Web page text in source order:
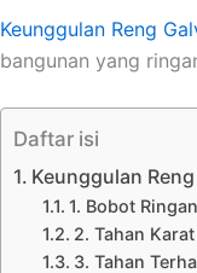
Keunggulan Reng
bangunan yang
Daftar isi
Keunggulan
1. Bobot
2. Tahan
3. Tahan